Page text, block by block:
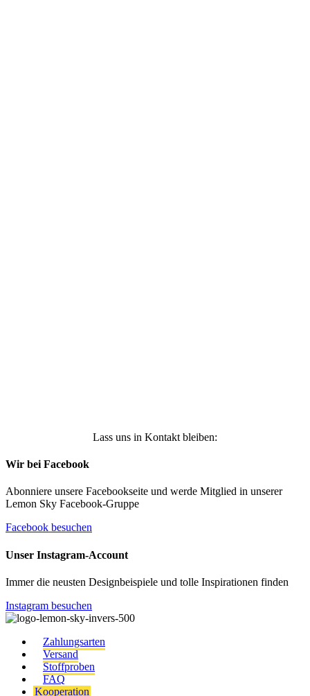
Lass uns in Kontakt bleiben:
Wir bei Facebook
Abonniere unsere Facebookseite und werde Mitglied in unserer
Lemon Sky Facebook-Gruppe
Facebook besuchen
Unser Instagram-Account
Immer die neusten Designbeispiele und tolle Inspirationen finden
Instagram besuchen
Zahlungsarten
Versand
Stoffproben
FAQ
Kooperation